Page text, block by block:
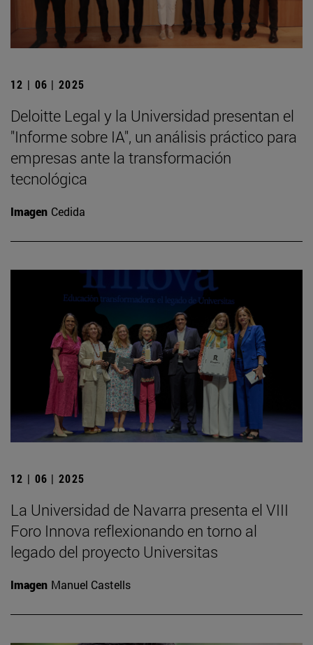
12 | 06 | 2025
Deloitte Legal y la Universidad presentan el
"Informe sobre IA", un análisis práctico para
empresas ante la transformación
tecnológica
Imagen Cedida
12 | 06 | 2025
La Universidad de Navarra presenta el VIII
Foro Innova reflexionando en torno al
legado del proyecto Universitas
Imagen Manuel Castells